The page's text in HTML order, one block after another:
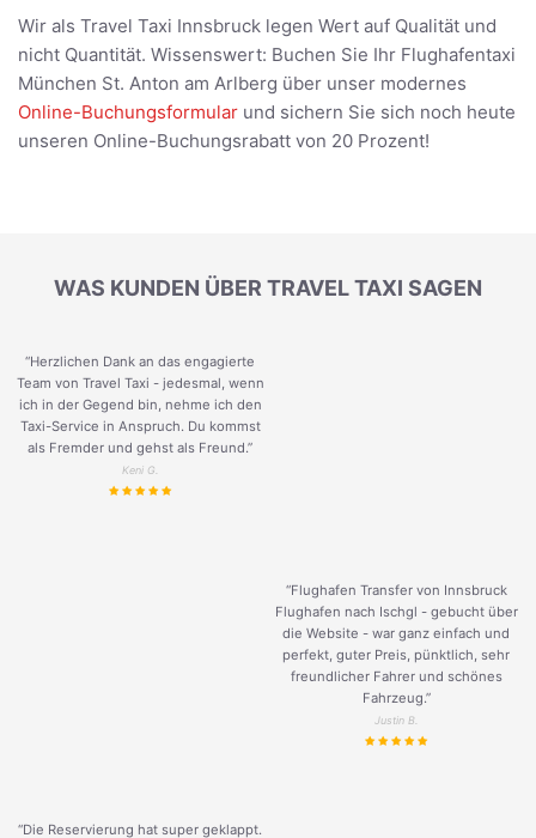
Wir als Travel Taxi Innsbruck legen Wert auf Qualität und
nicht Quantität. Wissenswert: Buchen Sie Ihr Flughafentaxi
München St. Anton am Arlberg über unser modernes
Online-Buchungsformular und sichern Sie sich noch heute
unseren Online-Buchungsrabatt von 20 Prozent!
WAS KUNDEN ÜBER TRAVEL TAXI SAGEN
“Herzlichen Dank an das engagierte
Team von Travel Taxi - jedesmal, wenn
ich in der Gegend bin, nehme ich den
Taxi-Service in Anspruch. Du kommst
als Fremder und gehst als Freund.”
Keni G.
“Flughafen Transfer von Innsbruck
Flughafen nach Ischgl - gebucht über
die Website - war ganz einfach und
perfekt, guter Preis, pünktlich, sehr
freundlicher Fahrer und schönes
Fahrzeug.”
Justin B.
“Die Reservierung hat super geklappt.